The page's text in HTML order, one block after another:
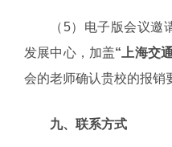
（5）电子版会议邀
发展中心，加盖“上海交
会的老师确认贵校的报销
九、联系方式